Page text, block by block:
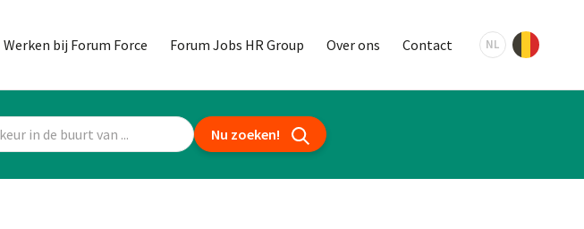
Werken bij Forum Force Forum Jobs HR Group Over ons Contact NL
Nu zoeken!